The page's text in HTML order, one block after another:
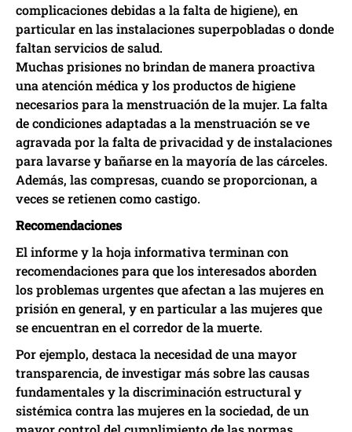
complicaciones debidas a la falta de higiene), en
particular en las instalaciones superpobladas o donde
faltan servicios de salud.
Muchas prisiones no brindan de manera proactiva
una atención médica y los productos de higiene
necesarios para la menstruación de la mujer. La falta
de condiciones adaptadas a la menstruación se ve
agravada por la falta de privacidad y de instalaciones
para lavarse y bañarse en la mayoría de las cárceles.
Además, las compresas, cuando se proporcionan, a
veces se retienen como castigo.
Recomendaciones
El informe y la hoja informativa terminan con
recomendaciones para que los interesados aborden
los problemas urgentes que afectan a las mujeres en
prisión en general, y en particular a las mujeres que
se encuentran en el corredor de la muerte.
Por ejemplo, destaca la necesidad de una mayor
transparencia, de investigar más sobre las causas
fundamentales y la discriminación estructural y
sistémica contra las mujeres en la sociedad, de un